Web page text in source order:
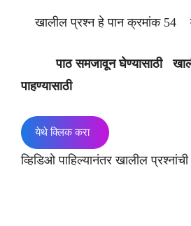
खालील प्रश्न हे पान क्रमांक 54
पाठ समजावून घेण्यासाठी
पाहण्यासाठी
येथे क्लिक करा
व्हिडिओ पाहिल्यानंतर खालील